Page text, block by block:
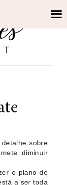
sobre
diminuir
o plano de
a ser toda